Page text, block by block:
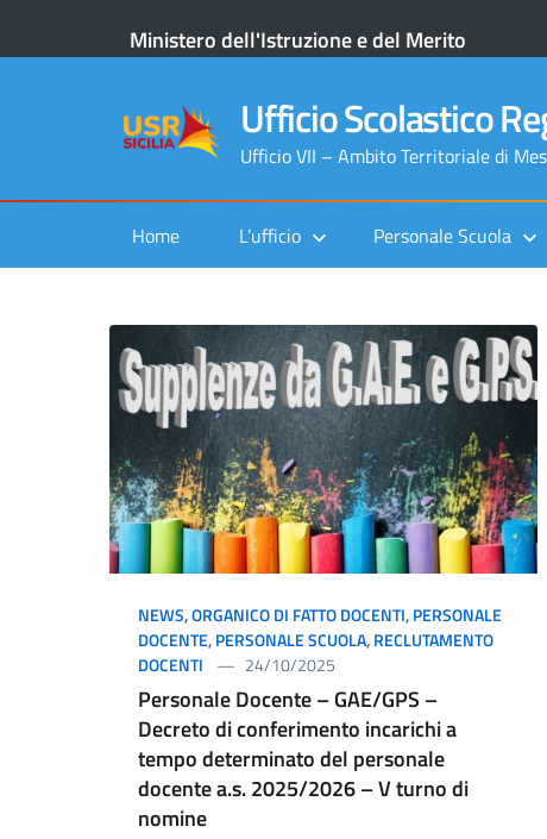
Ministero dell'Istruzione e del Merito
Ufficio Scolastico
Ufficio VII – Ambito Territoriale di
Home L’ufficio Personale Scuola
NEWS,ORGANICO DI FATTO DOCENTI,PERSONALE
DOCENTE,PERSONALE SCUOLA,RECLUTAMENTO
DOCENTI
24/10/2025
Personale Docente – GAE/GPS –
Decreto di conferimento incarichi a
tempo determinato del personale
docente a.s. 2025/2026 – V turno di
nomine